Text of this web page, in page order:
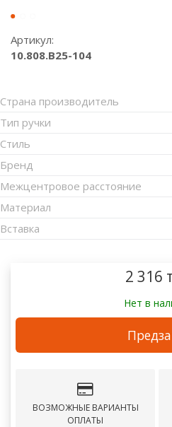
Артикул:
10.808.B25-104
Страна производитель
Тип ручки
Стиль
Бренд
Межцентровое расстояние
Материал
Вставка
2 316
Нет в
ВОЗМОЖНЫЕ ВАРИАНТЫ
ОПЛАТЫ